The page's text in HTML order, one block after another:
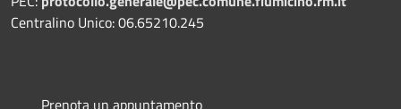
Centralino Unico: 06.65210.245
Prenota un appuntamento